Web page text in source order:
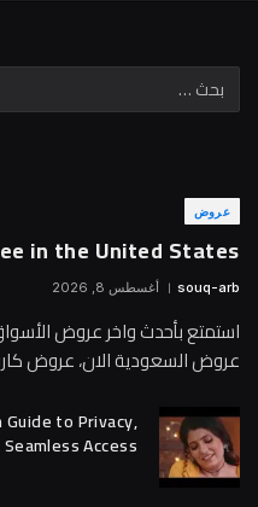
عروض
in the United States
souq-arb أغسطس 8, 2026
استمتع بأحدث واخر عروض
عروض السعودية الان، عروض
to Privacy,
Access